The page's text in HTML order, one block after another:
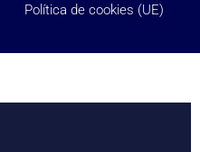
Política de cookies (UE)